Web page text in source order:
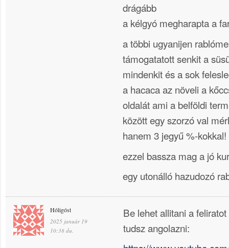
drágább
a kélgyó megharapta a
a többi ugyanijen
támogatatott senkit a
mindenkit és a sok
a hacaca az növeli a
oldalát ami a belföldi
között egy szorzó val
hanem 3 jegyű %-kokkal!
ezzel bassza mag a jó
egy utonálló hazudozó
Hóligóst
2025 január 19
10:38 du.
Be lehet allitani a
tudsz angolazni: